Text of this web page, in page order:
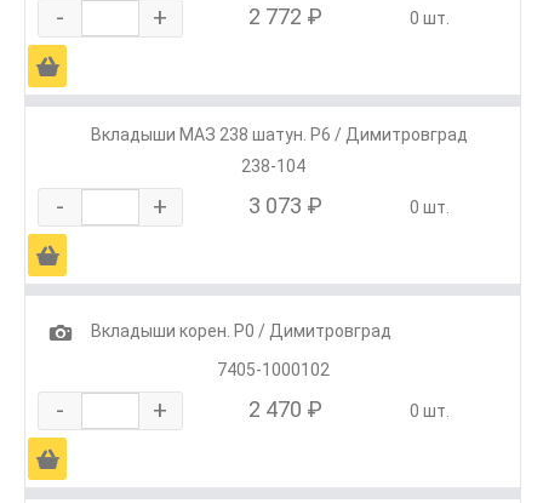
- + 2 772 ₽ 0 шт.
Ä
Вкладыши МАЗ 238 шатун. Р6 / Димитровград
238-104
- + 3 073 ₽ 0 шт.
Ä
1
Вкладыши корен. Р0 / Димитровград
7405-1000102
- + 2 470 ₽ 0 шт.
Ä